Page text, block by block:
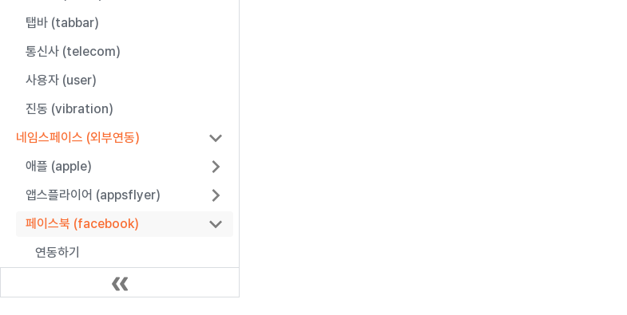
탭바 (tabbar)
통신사 (telecom)
사용자 (user)
진동 (vibration)
네임스페이스 (외부연동)
애플 (apple)
앱스플라이어 (appsflyer)
페이스북 (facebook)
연동하기